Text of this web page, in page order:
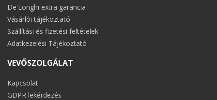
De'Longhi extra garancia
Vásárlói tájékoztató
Szállítási és fizetési feltételek
Adatkezelési Tájékoztató
VEVŐSZOLGÁLAT
Kapcsolat
GDPR lekérdezés